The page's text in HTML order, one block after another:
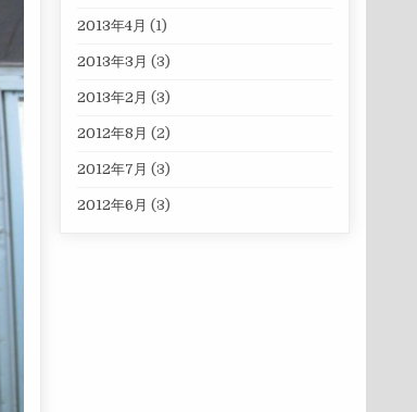
2013年4月 (1)
2013年3月 (3)
2013年2月 (3)
2012年8月 (2)
2012年7月 (3)
2012年6月 (3)